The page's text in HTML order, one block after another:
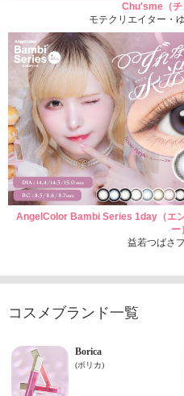
Chu'sme（チ
モテクリエイター・
AngelColor Bambi Series 1day（エ
ー）
益若つばさ
コスメブランド一覧